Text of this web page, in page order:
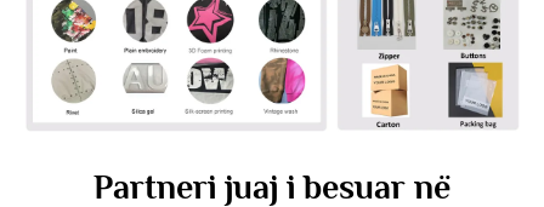
Partneri juaj i besuar në